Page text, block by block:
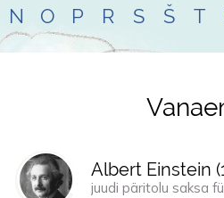
N
O P R S Š T
Tsitaadid teemal
Albert Einstein (
juudi päritolu saksa